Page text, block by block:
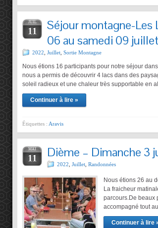
JUIL
11
Séjour montagne-Les
06 au samedi 09
2022 Juillet Sortie Montagne
Nous étions 16 participants pour notre séjour
nous a permis de découvrir 4 lacs dans des
soleil radieux et une chaleur très supportable en
Continuer à lire »
Étiquettes : Aravis
MAI
11 Dième – Dimanche 3
2022 Juillet Randonnées
Nous étions 26 au
La fraicheur
parcours.De beaux
accompagné tout
Continuer à lire